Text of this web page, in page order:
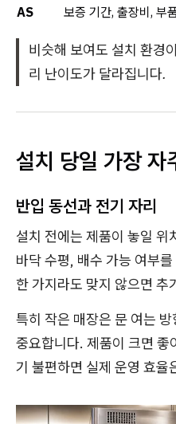
AS
보증 기간, 출장비, 부
비슷해 보여도 설치 환경
리 난이도가 달라집니다.
설치 당일 가장 자
반입 동선과 전기 자리
설치 전에는 제품이 놓일
바닥 수평, 배수 가능 여부
한 가지라도 맞지 않으면 추
특히 작은 매장은 문 여는
중요합니다. 제품이 크면 좋
기 불편하면 실제 운영 효율